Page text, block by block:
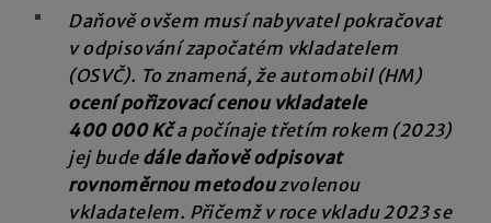
Daňově ovšem musí nabyvatel pokračovat
v odpisování započatém vkladatelem
(OSVČ). To znamená, že automobil (HM)
ocení pořizovací cenou vkladatele
400 000 Kča počínaje třetím rokem (2023)
jej bude dále daňově odpisovat
rovnoměrnou metodouzvolenou
vkladatelem. Přičemž v roce vkladu 2023 se